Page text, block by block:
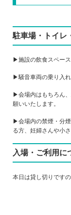
駐車場・トイレ
▶施設の飲食スペース
▶騒音車両の乗り入れ
▶会場内はもちろん
願いいたします。
▶会場内の禁煙・分
る方、妊婦さんや小
入場・ご利用に
本日は貸し切りです